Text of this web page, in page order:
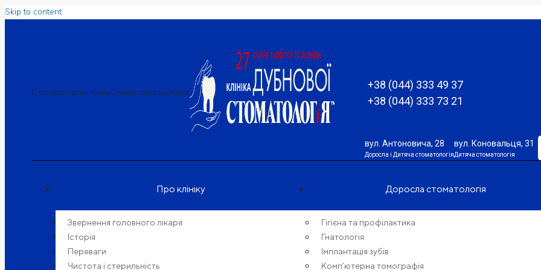
Skip to content
Стоматология КиевСтоматология Киев
+38 (044) 333 49 37
+38 (044) 333 73 21
вул. Антоновича, 28
Доросла і Дитяча стоматологія
вул. Коновальця, 31
Дитяча стоматологія
Про клініку
Звернення головного лікаря
Історія
Переваги
Чистота і стерильність
Доросла стоматологія
Гігієна та профілактика
Гнатологія
Імплантація зубів
Комп’ютерна томографія